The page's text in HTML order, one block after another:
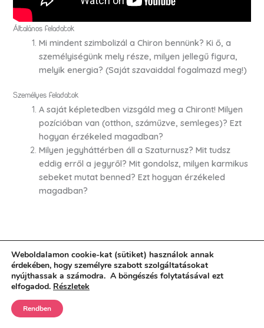
Általános feladatok
Mi mindent szimbolizál a Chiron bennünk? Ki ő, a
személyiségünk mely része, milyen jellegű figura,
melyik energia? (Saját szavaiddal fogalmazd meg!)
Személyes feladatok
A saját képletedben vizsgáld meg a Chiront! Milyen
pozícióban van (otthon, száműzve, semleges)? Ezt
hogyan érzékeled magadban?
Milyen jegyháttérben áll a Szaturnusz? Mit tudsz
eddig erről a jegyről? Mit gondolsz, milyen karmikus
sebeket mutat benned? Ezt hogyan érzékeled
magadban?
Hozzászólások küldése
Weboldalamon cookie-kat (sütiket) használok annak
érdekében, hogy személyre szabott szolgáltatásokat
nyújthassak a számodra. A böngészés folytatásával ezt
elfogadod. Részletek
Rendben